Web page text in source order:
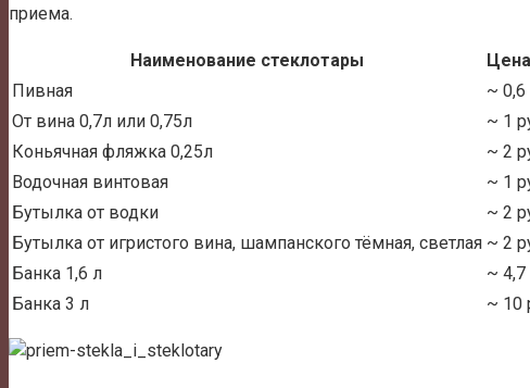
приема.
Наименование стеклотары
Пивная
~ 0,6
От вина 0,7л или 0,75л
~ 1
Коньячная фляжка 0,25л
~ 2
Водочная винтовая
~ 1
Бутылка от водки
~ 2
Бутылка от игристого вина, шампанского тёмная, светлая ~ 2
Банка 1,6 л
~ 4,7
Банка 3 л
~ 10